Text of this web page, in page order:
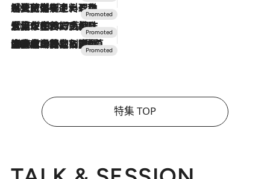
2026.7.24
【夏限定ディナーコース】旬を迎える稚鮎や花ズッキーニなどをイタリア・トスカーナの郷土料理の手法で満喫！
2026.7.17
「土佐和ハーブかき氷」がOMO7高知に登場！生姜、山椒、大葉など目にも舌にも涼を呼ぶ郷土の味
2026.7.10
NEW OPEN！【界 草津】名湯の地に誕生。趣の異なる2種の温泉と上州ならではの会席・蕎麦割烹など美食を味わう究極の癒やし旅
特集 TOP